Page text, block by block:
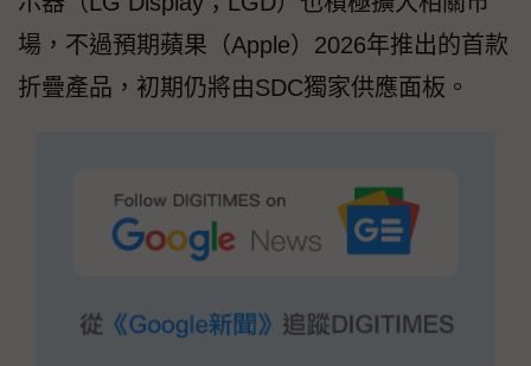
場，不過預期蘋果（Apple）2026年推出的首款
折疊產品，初期仍將由SDC獨家供應面板。